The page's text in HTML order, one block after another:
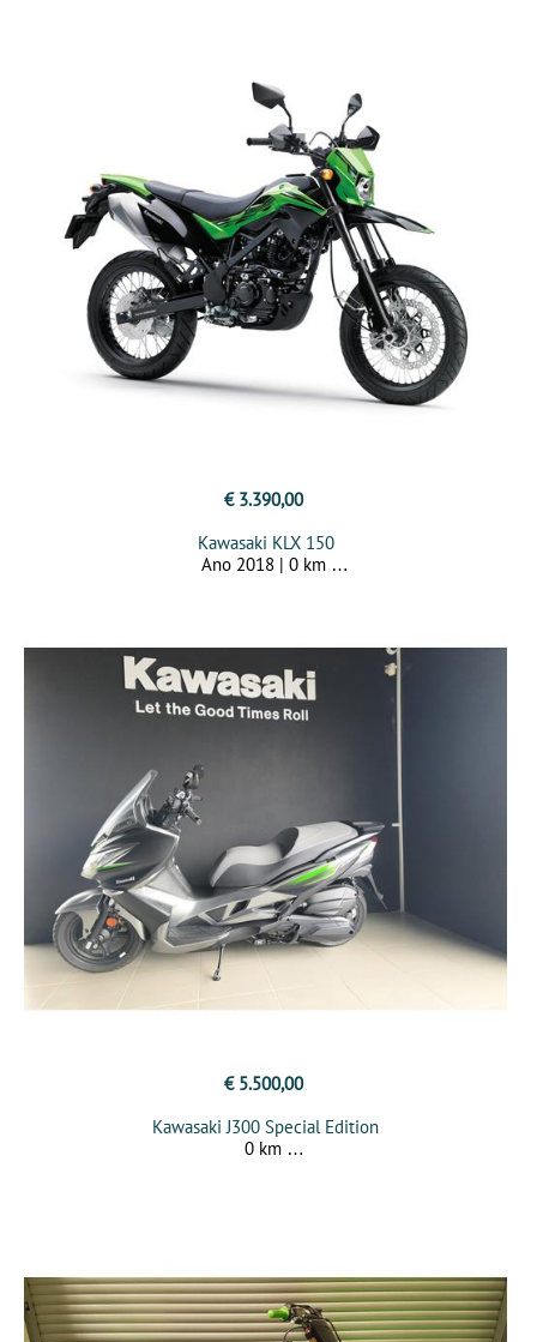
€ 3.390,00
Kawasaki KLX 150
Ano 2018 | 0 km
€ 5.500,00
Kawasaki J300 Special Edition
0 km